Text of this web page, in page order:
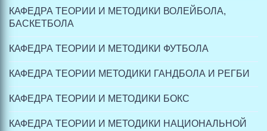
КАФЕДРА ТЕОРИИ И МЕТОДИКИ ВОЛЕЙБОЛА,
БАСКЕТБОЛА
КАФЕДРА ТЕОРИИ И МЕТОДИКИ ФУТБОЛА
КАФЕДРА ТЕОРИИ МЕТОДИКИ ГАНДБОЛА И РЕГБИ
КАФЕДРА ТЕОРИИ И МЕТОДИКИ БОКС
КАФЕДРА ТЕОРИИ И МЕТОДИКИ НАЦИОНАЛЬНОЙ